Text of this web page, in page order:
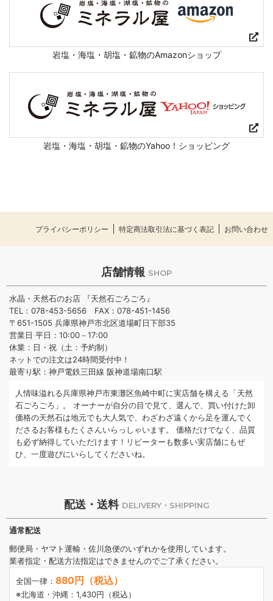
岩塩・海塩・胡塩・鉱物のAmazonショップ
岩塩・海塩・胡塩・鉱物のYahoo！ショッピング
プライバシーポリシー 特定商法取引法に基づく表記 お問い合わせ
店舗情報 SHOP
水晶・天然石のお店 『天然石ごろごろ』
TEL：078-453-5656 FAX：078-451-1456
〒651-1505 兵庫県神戸市北区道場町日下部35
営業日 平日：10:00－17:00
休業：日・祝（土：予約制）
ネットでの注文は24時間受付中！
最寄り駅：神戸電鉄三田線 阪神道場南口駅
人情味溢れる兵庫県神戸市東灘区魚崎中町に実店舗を構える「天然
石ごろごろ」。 オーナーが自分の目で見て、選んで、買い付けた卸
価格の天然石は地元でも大人気で、わざわざ遠くから足を運んでく
ださるお客様もたくさんいらっしゃいます。 価格だけでなく、品質
も必ず納得していただけます！リピーターも数多い実店舗にもぜ
ひ、一度遊びにいらしてくださいね。
配送・送料 DELIVERY・SHIPPING
通常配送
郵便局・ヤマト運輸・佐川急便のいずれかを使用しています。
業者指定・配送方法指定はできませんのでご了承ください。
全国一律： 880円（税込）
※北海道・沖縄：1,430円（税込）